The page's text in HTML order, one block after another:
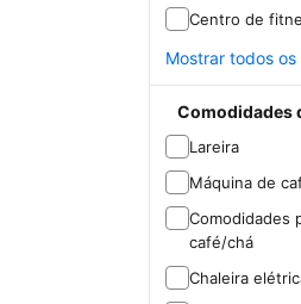
Centro de
Mostrar todos os
Comodidades
Lareira
Máquina de
Comodidades
café/chá
Chaleira